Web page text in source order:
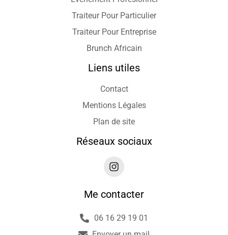
Traiteur Pour Particulier
Traiteur Pour Entreprise
Brunch Africain
Liens utiles
Contact
Mentions Légales
Plan de site
Réseaux sociaux
Me contacter
06 16 29 19 01